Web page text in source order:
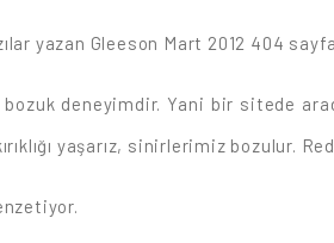
yazan Gleeson Mart 2012 404
deneyimdir. Yani bir sitede
yaşarız, sinirlerimiz bozulur.